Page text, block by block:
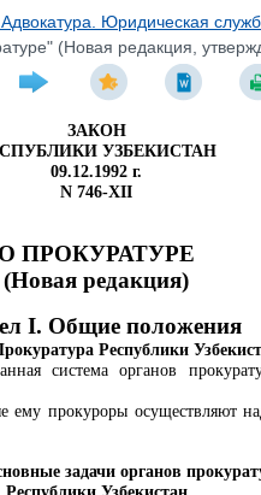
Юридическая
(Новая редакция,
ЗАКОН
УЗБЕКИСТАН
09.12.1992 г.
N 746-XII
О ПРОКУРАТУРЕ
(Новая редакция)
I. Общие положения
Республики
система органов
ему прокуроры осуществляют
задачи органов